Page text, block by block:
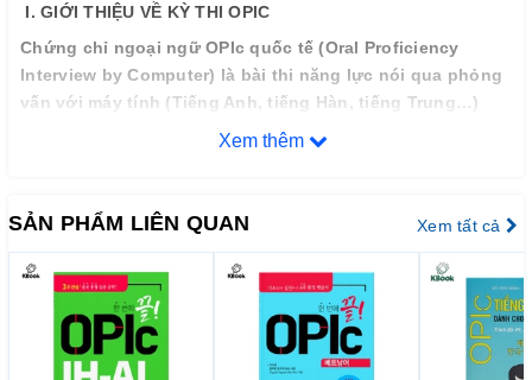
I. GIỚI THIỆU VỀ KỲ THI OPIC
Chứng chỉ ngoại ngữ OPIc quốc tế (Oral Proficiency
Interview by Computer) là bài thi năng lực nói qua phỏng
vấn với máy tính (Tiếng Anh, tiếng Hàn, tiếng Trung…)
Chứng chỉ OPIc đang trở nên phổ biến đối với các công
lớn, tập đoàn đa quốc gia (như Tập đoàn Sam Sung, LG,
ngoại ngữ OPIc quốc tế như là một tiêu chí để tuyển dụng, xét
thưởng, đề bạt thăng chức cho hơn 1.2 triệu các nhân viên
của họ.
Năm 2017, tại Việt Nam đã có một số công ty thuộc Tập đoàn
Xem thêm
SẢN PHẨM LIÊN QUAN Xem tất cả